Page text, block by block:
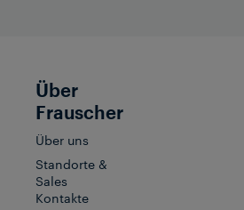
Über
Frauscher
Über uns
Standorte &
Sales
Kontakte